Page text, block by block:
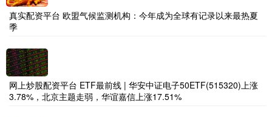
真实配资平台 欧盟气候监测机构：今年成为全球有记录以来最热夏
季
网上炒股配资平台 ETF最前线 | 华安中证电子50ETF(515320)上涨
3.78%，北京主题走弱，华谊嘉信上涨17.51%